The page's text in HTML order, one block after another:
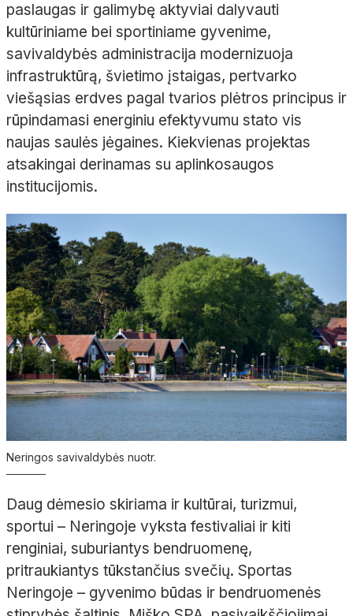
paslaugas ir galimybę aktyviai dalyvauti
kultūriniame bei sportiniame gyvenime,
savivaldybės administracija modernizuoja
infrastruktūrą, švietimo įstaigas, pertvarko
viešąsias erdves pagal tvarios plėtros principus ir
rūpindamasi energiniu efektyvumu stato vis
naujas saulės jėgaines. Kiekvienas projektas
atsakingai derinamas su aplinkosaugos
institucijomis.
Neringos savivaldybės nuotr.
Daug dėmesio skiriama ir kultūrai, turizmui,
sportui – Neringoje vyksta festivaliai ir kiti
renginiai, suburiantys bendruomenę,
pritraukiantys tūkstančius svečių. Sportas
Neringoje – gyvenimo būdas ir bendruomenės